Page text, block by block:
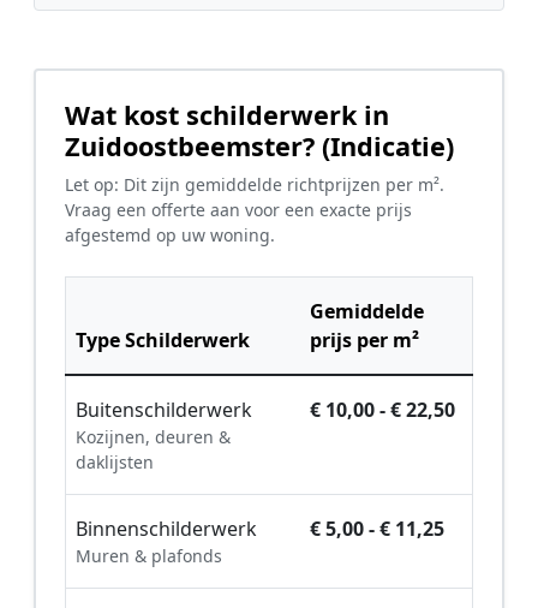
Wat kost schilderwerk in
Zuidoostbeemster? (Indicatie)
Let op: Dit zijn gemiddelde richtprijzen per m².
Vraag een offerte aan voor een exacte prijs
afgestemd op uw woning.
Type Schilderwerk
Gemiddelde
prijs per m²
Buitenschilderwerk
Kozijnen, deuren &
daklijsten
€ 10,00 - € 22,50
Binnenschilderwerk
Muren & plafonds
€ 5,00 - € 11,25